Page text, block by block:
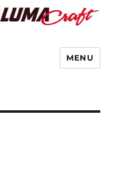
MENU